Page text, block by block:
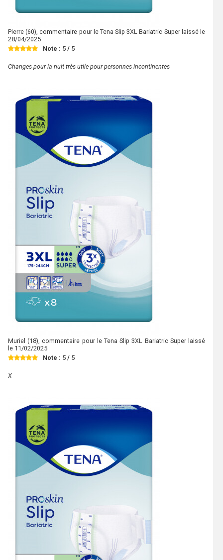
Pierre (60), commentaire pour le Tena Slip 3XL Bariatric Super laissé le
28/04/2025
Note : 5 / 5
Changes pour la nuit très utile pour personnes incontinentes
Muriel (18), commentaire pour le Tena Slip 3XL Bariatric Super laissé
le 11/02/2025
Note : 5 / 5
X